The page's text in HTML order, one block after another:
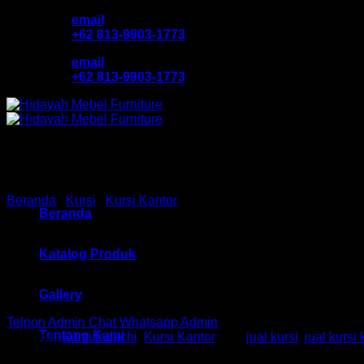
email
+62 813-9903-1773
email
+62 813-9903-1773
Beranda
Katalog Produk
Gallery
Tentang Kami
Beranda Kursi Kursi Kantor
Telpon Admin Chat Whatsapp Admin
Kategori:Kursi Indachi Kursi Kantor jual kursi jual kursi